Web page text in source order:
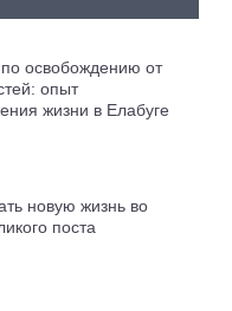
освобождению от
опыт
жизни в Елабуге
новую жизнь во
поста